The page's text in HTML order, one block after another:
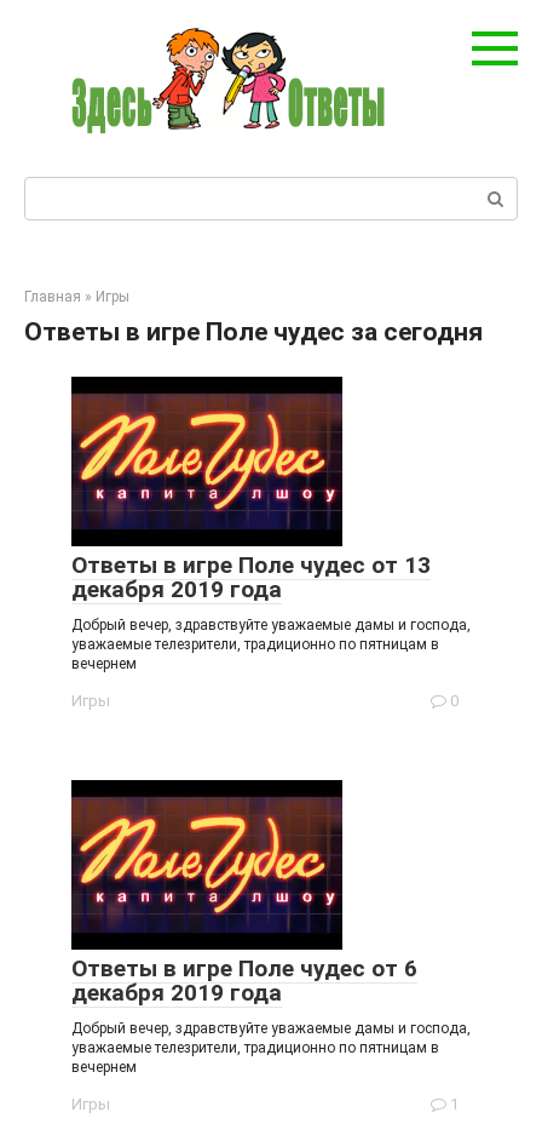
Поиск:
Главная » Игры
Ответы в игре Поле чудес за сегодня
Ответы в игре Поле чудес от 13
декабря 2019 года
Добрый вечер, здравствуйте уважаемые дамы и господа,
уважаемые телезрители, традиционно по пятницам в
вечернем
Игры 0
Ответы в игре Поле чудес от 6
декабря 2019 года
Добрый вечер, здравствуйте уважаемые дамы и господа,
уважаемые телезрители, традиционно по пятницам в
вечернем
Игры 1